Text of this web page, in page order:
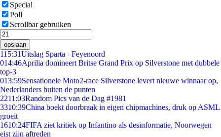
Special
Poll
Scrollbar gebruiken
opslaan
115:31Uitslag Sparta - Feyenoord
014:46Aprilia domineert Britse Grand Prix op Silverstone met dubbele
top-3
013:59Sensationele Moto2-race Silverstone levert nieuwe winnaar op,
Nederlanders buiten de punten
2211:03Random Pics van de Dag #1981
3310:39China boekt doorbraak in eigen chipmachines, druk op ASML
groeit
1610:24FIFA ziet kritiek op Infantino als desinformatie, Noorwegen
eist zijn aftreden